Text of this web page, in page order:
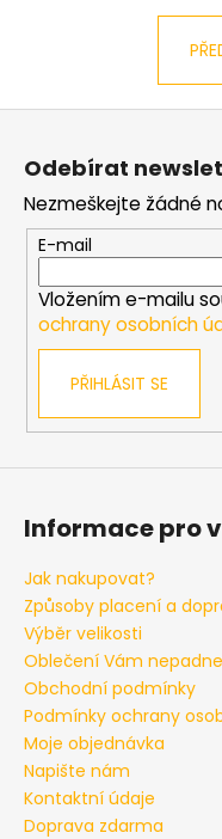
u
u
j
e
m
PÁNSKÁ
ČERNÁ
MIKINA
KAPUCÍ
TALLREPUBLIC
PRODLOUŽENÁ
799
Z
Odebírat
Nezmeškejte žádné
E-mail
Vložením e-mailu
ochrany osobních
PŘIHLÁSIT SE
Informace pro
Jak nakupovat?
Způsoby placení a
Výběr velikosti
Oblečení Vám
Obchodní podmínky
Podmínky ochrany
Moje objednávka
Napište nám
Kontaktní údaje
Doprava zdarma